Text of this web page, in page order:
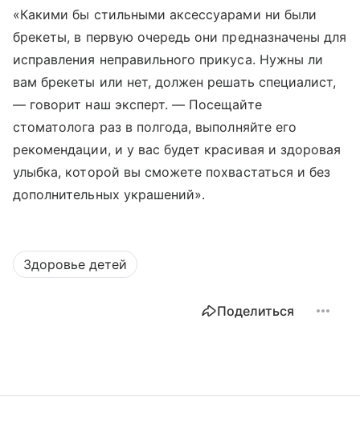
«Какими бы стильными аксессуарами ни были
брекеты, в первую очередь они предназначены для
исправления неправильного прикуса. Нужны ли
вам брекеты или нет, должен решать специалист,
— говорит наш эксперт. — Посещайте
стоматолога раз в полгода, выполняйте его
рекомендации, и у вас будет красивая и здоровая
улыбка, которой вы сможете похвастаться и без
дополнительных украшений».
Здоровье детей
Поделиться